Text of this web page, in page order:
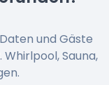
und Gäste
Sauna,